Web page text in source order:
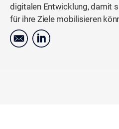
digitalen Entwicklung, damit
für ihre Ziele mobilisieren